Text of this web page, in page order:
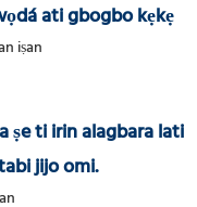
ati gbogbo kẹkẹ
ṣe ti irin alagbara lati
jijo omi.